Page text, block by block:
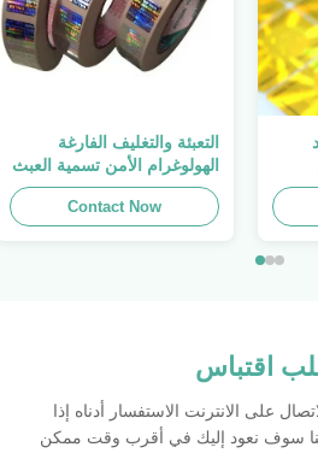
،
التعبئة والتغليف الفارغة
الهولوغرام الأمن تسمية العبث
واضح ملصق الهولوغرام شعار
الليزر
Contact Now
اقتباس
على الانترنت الاستفسار أدناه إذا
سوف نعود إليك في أقرب وقت ممكن